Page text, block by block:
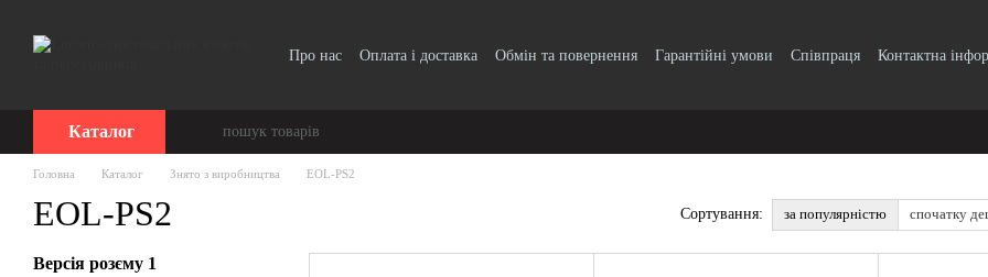
Про нас Оплата і доставка Обмін та повернення Гарантійні умови Співпраця
Контактна
Каталог
Головна Каталог Знято з виробництва EOL-PS2
EOL-PS2 Сортування: за популярністю спочатку
Версія розєму 1